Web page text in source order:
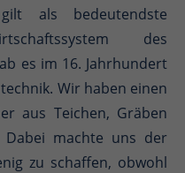
als bedeutendste
des
es im 16. Jahrhundert
Wir haben einen
aus Teichen, Gräben
Dabei machte uns der
zu schaffen, obwohl